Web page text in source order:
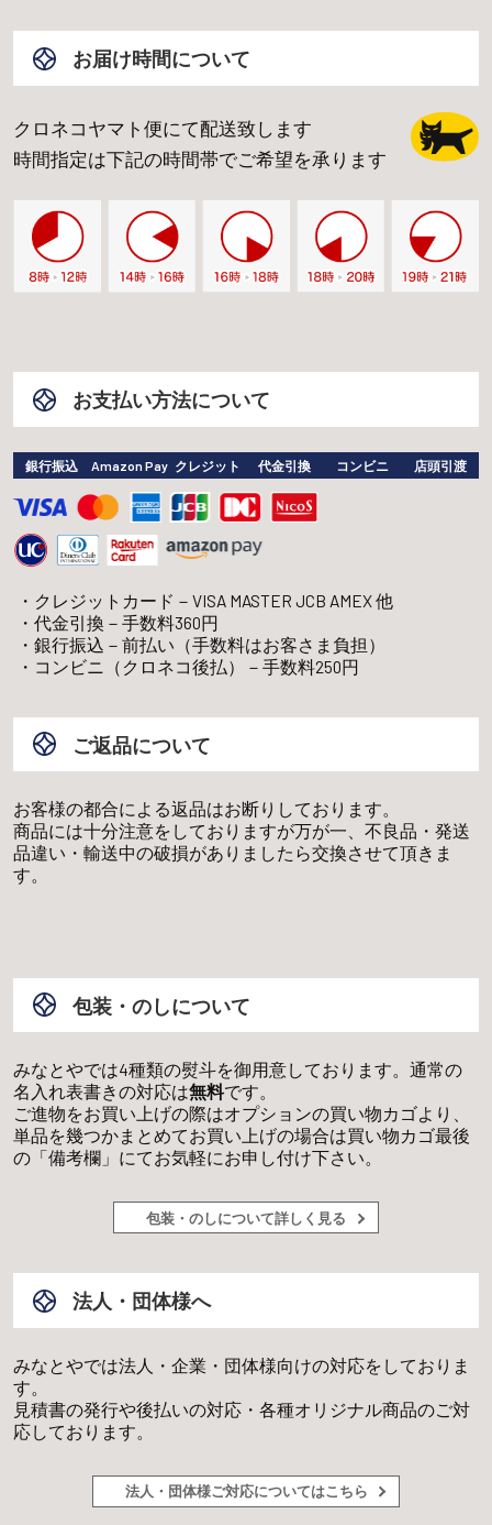
お届け時間について
クロネコヤマト便にて配送致します
時間指定は下記の時間帯でご希望を承ります
お支払い方法について
銀行振込 Amazon Pay クレジット 代金引換 コンビニ 店頭引渡
クレジットカード－VISA MASTER JCB AMEX 他
代金引換－手数料360円
銀行振込－前払い（手数料はお客さま負担）
コンビニ（クロネコ後払）－手数料250円
ご返品について
お客様の都合による返品はお断りしております。
商品には十分注意をしておりますが万が一、不良品・発送
品違い・輸送中の破損がありましたら交換させて頂きま
す。
包装・のしについて
みなとやでは4種類の熨斗を御用意しております。通常の
名入れ表書きの対応は無料です。
ご進物をお買い上げの際はオプションの買い物カゴより、
単品を幾つかまとめてお買い上げの場合は買い物カゴ最後
の「備考欄」にてお気軽にお申し付け下さい。
包装・のしについて詳しく見る
法人・団体様へ
みなとやでは法人・企業・団体様向けの対応をしておりま
す。
見積書の発行や後払いの対応・各種オリジナル商品のご対
応しております。
法人・団体様ご対応についてはこちら